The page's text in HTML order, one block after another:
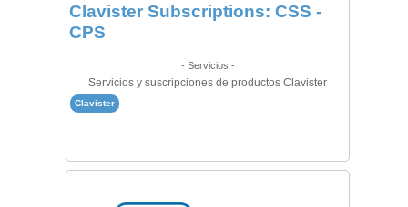
Clavister Subscriptions: CSS -
CPS
- Servicios -
Servicios y suscripciones de productos Clavister
Clavister